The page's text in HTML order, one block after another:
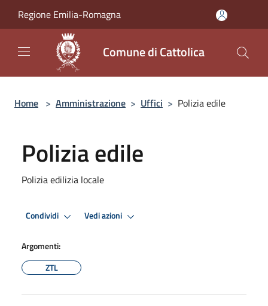
Regione Emilia-Romagna
Comune di Cattolica
Home > Amministrazione > Uffici > Polizia edile
Polizia edile
Polizia edilizia locale
Condividi Vedi azioni
Argomenti:
ZTL